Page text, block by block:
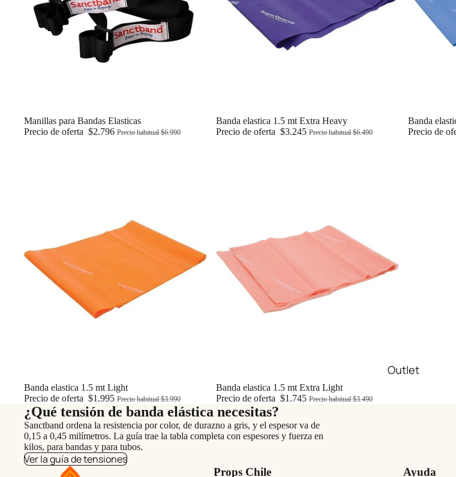
Outlet
Oferta
Manillas para Bandas Elasticas
Precio de oferta $2.796 Precio habitual$6.990
Oferta
Banda elastica 1.5 mt Extra Heavy
Precio de oferta $3.245 Precio habitual$6.490
Oferta
Banda
Precio de
Oferta
Banda elastica 1.5 mt Light
Precio de oferta $1.995 Precio habitual$3.990
Oferta
Banda elastica 1.5 mt Extra Light
Precio de oferta $1.745 Precio habitual$3.490
¿Qué tensión de banda elástica necesitas?
Sanctband ordena la resistencia por color, de durazno a gris, y el espesor va de
0,15 a 0,45 milímetros. La guía trae la tabla completa con espesores y fuerza en
kilos, para bandas y para tubos.
Ver la guía de tensiones
Props Chile Ayuda
Política de privacidad